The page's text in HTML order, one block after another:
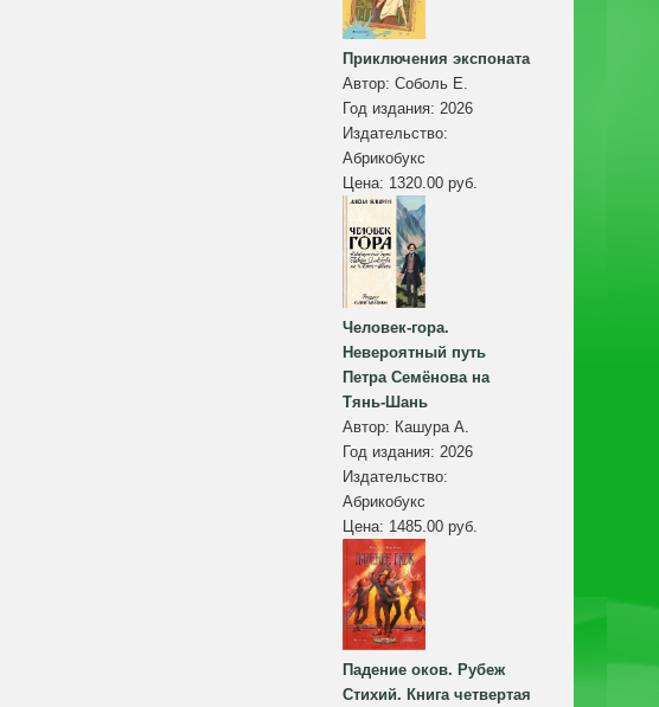
Приключения экспоната
Автор: Соболь Е.
Год издания: 2026
Издательство:
Абрикобукс
Цена: 1320.00 руб.
Человек-гора.
Невероятный путь
Петра Семёнова на
Тянь-Шань
Автор: Кашура А.
Год издания: 2026
Издательство:
Абрикобукс
Цена: 1485.00 руб.
Падение оков. Рубеж
Стихий. Книга четвертая